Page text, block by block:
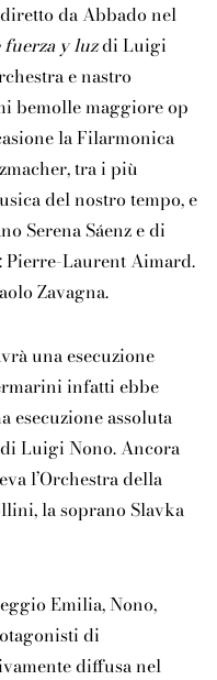
da Abbado nel
fuerza y luzdi Luigi
e nastro
bemolle maggiore op
la Filarmonica
, tra i più
del nostro tempo, e
Serena Sáenze di
Pierre-Laurent Aimard.
Zavagna.
una esecuzione
infatti ebbe
esecuzione assoluta
Luigi Nono. Ancora
l’Orchestra della
la soprano Slavka
Emilia, Nono,
di
diffusa nel